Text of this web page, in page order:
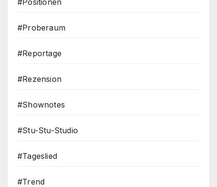
#Proberaum
#Reportage
#Rezension
#Shownotes
#Stu-Stu-Studio
#Tageslied
#Trend